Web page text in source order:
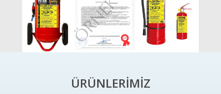
ÜRÜNLERİMİZ